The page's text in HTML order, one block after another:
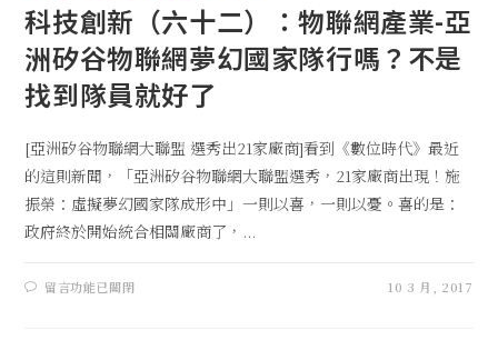
科技創新（六十二）：物聯網產業-亞
洲矽谷物聯網夢幻國家隊行嗎？不是
找到隊員就好了
[亞洲矽谷物聯網大聯盟 選秀出21家廠商]看到《數位時代》最近
的這則新聞，「亞洲矽谷物聯網大聯盟選秀，21家廠商出現！施
振榮：虛擬夢幻國家隊成形中」一則以喜，一則以憂。喜的是：
政府終於開始統合相關廠商了，...
留言功能已關閉 10 3 月, 2017